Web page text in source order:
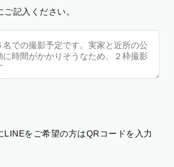
記入ください。
LINEをご希望の方はQRコードを入力